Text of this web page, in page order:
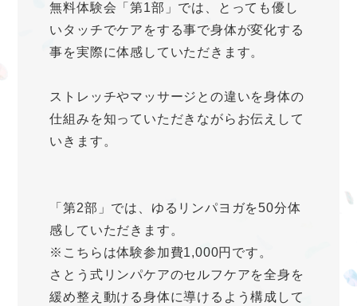
無料体験会「第1部」では、とっても優し
いタッチでケアをする事で身体が変化する
事を実際に体感していただきます。
ストレッチやマッサージとの違いを身体の
仕組みを知っていただきながらお伝えして
いきます。
「第2部」では、ゆるリンパヨガを50分体
感していただきます。
※こちらは体験参加費1,000円です。
さとう式リンパケアのセルフケアを全身を
緩め整え動ける身体に導けるよう構成して